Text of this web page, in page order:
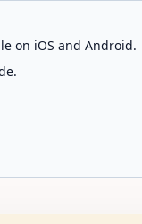
on iOS and Android.